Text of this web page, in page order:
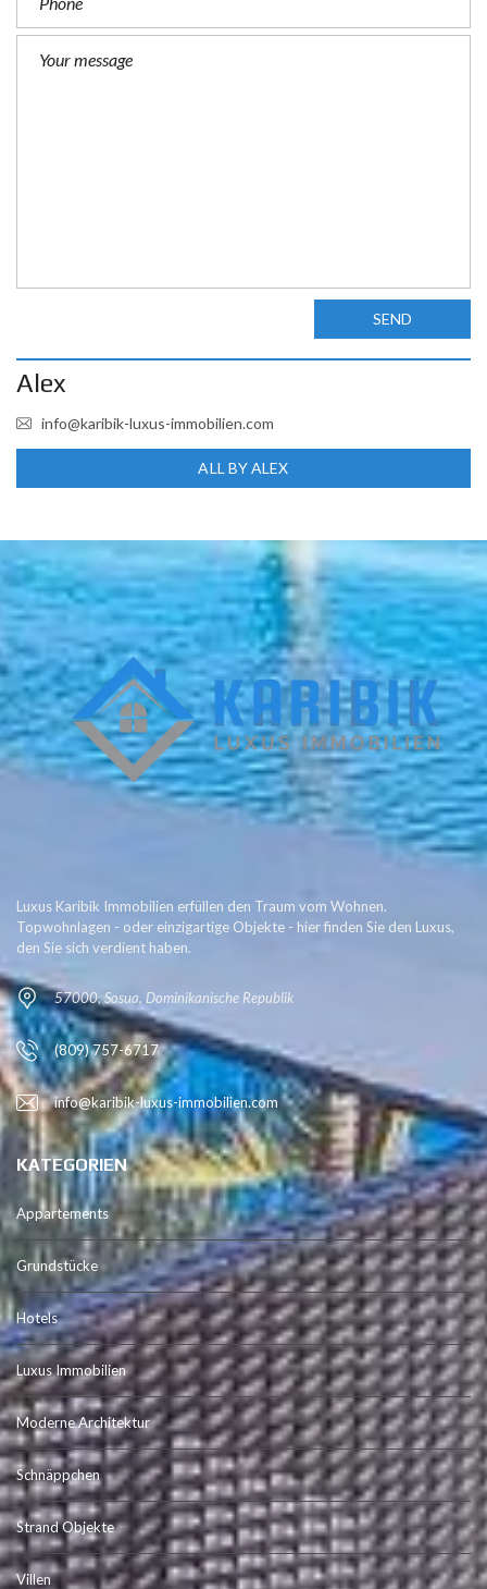
SEND
Alex
info@karibik-luxus-immobilien.com
ALL BY ALEX
Luxus Karibik Immobilien erfüllen den Traum vom Wohnen.
Topwohnlagen - oder einzigartige Objekte - hier finden Sie den Luxus,
den Sie sich verdient haben.
57000, Sosua, Dominikanische Republik
(809) 757-6717
info@karibik-luxus-immobilien.com
KATEGORIEN
Appartements
Grundstücke
Hotels
Luxus Immobilien
Moderne Architektur
Schnäppchen
Strand Objekte
Villen